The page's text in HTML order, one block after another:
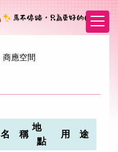
商應空間
名 稱
地
點
用 途